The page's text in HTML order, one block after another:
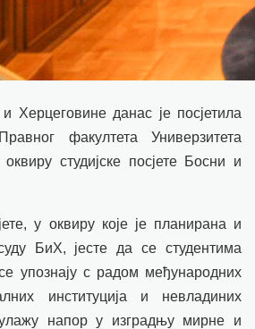
Херцеговине данас је посјетила
факултета Универзитета
студијске посјете Босни и
у оквиру које је планирана и
БиХ, јесте да се студентима
упознају с радом међународних
институција и невладиних
улажу напор у изградњу мирне и